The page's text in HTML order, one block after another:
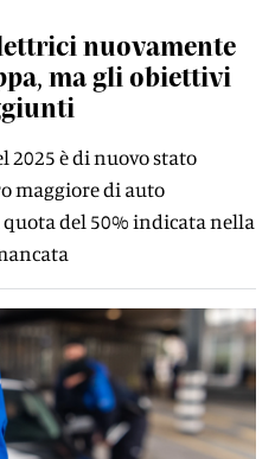
nuovamente
ma gli obiettivi
2025 è di nuovo stato
maggiore di auto
del 50% indicata nella